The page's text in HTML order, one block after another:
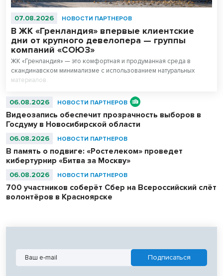
07.08.2026 НОВОСТИ ПАРТНЕРОВ
В ЖК «Гренландия» впервые клиентские
дни от крупного девелопера — группы
компаний «СОЮЗ»
ЖК «Гренландия» — это комфортная и продуманная среда в
скандинавском минимализме с использованием натуральных
материалов.
06.08.2026 НОВОСТИ ПАРТНЕРОВ
Видеозапись обеспечит прозрачность выборов в
Госдуму в Новосибирской области
06.08.2026 НОВОСТИ ПАРТНЕРОВ
В память о подвиге: «Ростелеком» проведет
кибертурнир «Битва за Москву»
06.08.2026 НОВОСТИ ПАРТНЕРОВ
700 участников соберёт Сбер на Всероссийский слёт
волонтёров в Красноярске